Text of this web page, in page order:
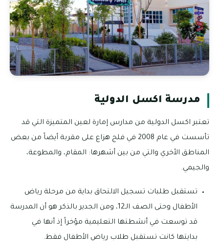
مدرسة اكسل الدولية
تعتبر اكسل الدولية من مدارس إمارة لعين المتميزة التي قد
تأسست في عام 2008 في فلج هزاع على مقربة أيضاً من بعض
المناطق الأخري والتي من بين أشهرها: المقام، والمطوعة،
والجيمي.
تستقبل طلبات تسجيل الالتحاق بداية من مرحلة رياض
الأطفال وحتى الصف الـ12، ومن الجدير بالذكر هو أن المدرسة
قد توسعت في أنشطتها التعليمية مؤخراً إذ أنها في
بدايتها كانت تستقبل طلاب رياض الأطفال فقط.